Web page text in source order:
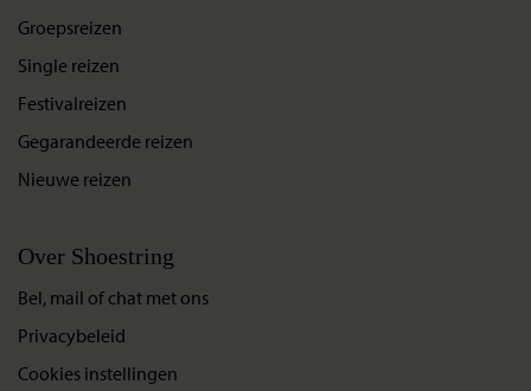
Groepsreizen
Single reizen
Festivalreizen
Gegarandeerde reizen
Nieuwe reizen
Over Shoestring
Bel, mail of chat met ons
Privacybeleid
Cookies instellingen